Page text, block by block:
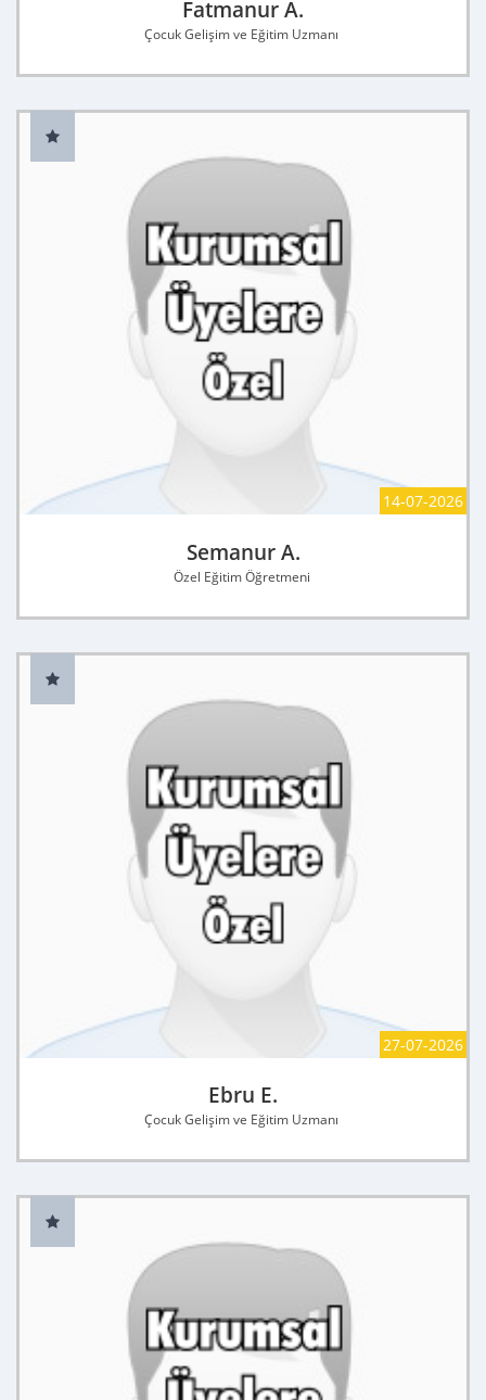
Fatmanur A.
Çocuk Gelişim ve Eğitim Uzmanı
14-07-2026
Semanur A.
Özel Eğitim Öğretmeni
27-07-2026
Ebru E.
Çocuk Gelişim ve Eğitim Uzmanı